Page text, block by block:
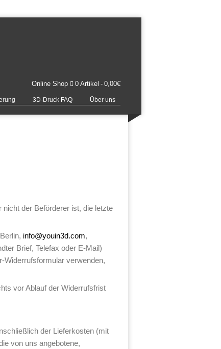
Online Shop 0 Artikel 0,00€
3D-Druck FAQ Über uns
nicht der Beförderer ist, die letzte
info@youin3d.com,
Brief, Telefax oder E-Mail)
Widerrufsformular verwenden,
vor Ablauf der Widerrufsfrist
der Lieferkosten (mit
von uns angebotene,